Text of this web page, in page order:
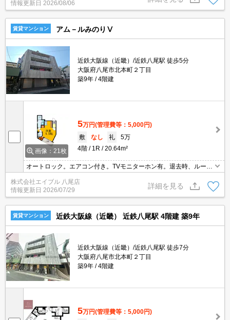
情報更新日 2026/08/06
賃貸マンション アム－ルみのりⅤ
近鉄大阪線（近畿）/近鉄八尾駅 徒歩5分
大阪府八尾市北本町２丁目
築9年
4階建
画像：21枚
5万円(管理費等：5,000円)
敷
なし 礼
5万
4階
1R 20.64m²
オートロック。エアコン付き。TVモニターホン有。退去時、ルーム
クリーニング料金33,000円。
株式会社エイブル 八尾店
情報更新日 2026/07/29
詳細を見る
賃貸マンション 近鉄大阪線（近畿） 近鉄八尾駅 4階建 築9年
近鉄大阪線（近畿）/近鉄八尾駅 徒歩7分
大阪府八尾市北本町２丁目
築9年
4階建
5万円(管理費等：5,000円)